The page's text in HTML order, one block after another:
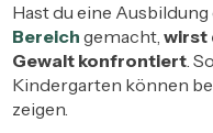
Hast du eine
Bereich gemacht, wirst
Gewalt konfrontiert.
Kindergarten können
zeigen.